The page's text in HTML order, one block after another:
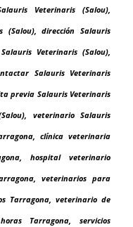
Veterinaris (Salou),
(Salou), dirección Salauris
Veterinaris (Salou),
Salauris Veterinaris
previa Salauris Veterinaris
veterinario Salauris
clínica veterinaria
hospital veterinario
veterinarios para
Tarragona, veterinario de
Tarragona, servicios